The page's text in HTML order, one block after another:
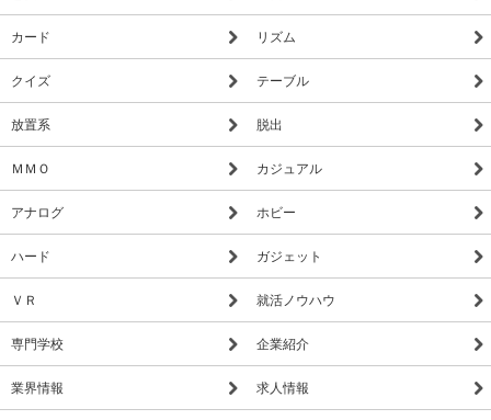
カード リズム
クイズ テーブル
放置系 脱出
ＭＭＯ カジュアル
アナログ ホビー
ハード ガジェット
ＶＲ 就活ノウハウ
専門学校 企業紹介
業界情報 求人情報